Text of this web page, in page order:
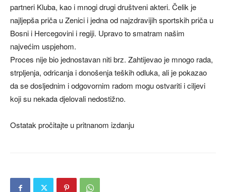
partneri Kluba, kao i mnogi drugi društveni akteri. Čelik je
najljepša priča u Zenici i jedna od najzdravijih sportskih priča u
Bosni i Hercegovini i regiji. Upravo to smatram našim
najvećim uspjehom.
Proces nije bio jednostavan niti brz. Zahtijevao je mnogo rada,
strpljenja, odricanja i donošenja teških odluka, ali je pokazao
da se dosljednim i odgovornim radom mogu ostvariti i ciljevi
koji su nekada djelovali nedostižno.
Ostatak pročitajte u pritnanom izdanju